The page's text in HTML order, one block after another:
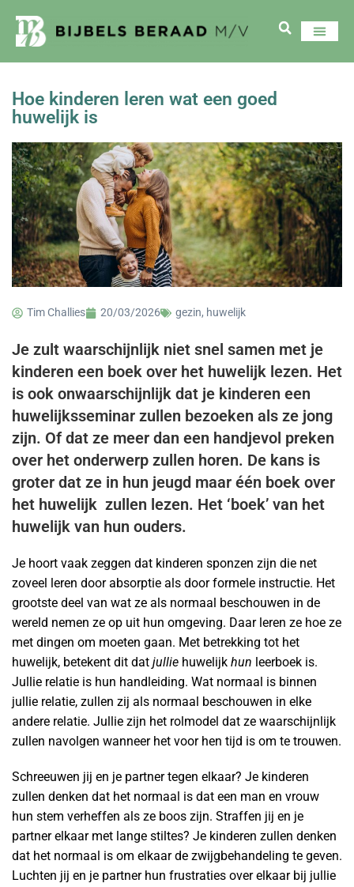
Hoe kinderen leren wat een goed
huwelijk is
Tim Challies 20/03/2026 gezin, huwelijk
Je zult waarschijnlijk niet snel samen met je
kinderen een boek over het huwelijk lezen. Het
is ook onwaarschijnlijk dat je kinderen een
huwelijksseminar zullen bezoeken als ze jong
zijn. Of dat ze meer dan een handjevol preken
over het onderwerp zullen horen. De kans is
groter dat ze in hun jeugd maar één boek over
het huwelijk zullen lezen. Het ‘boek’ van het
huwelijk van hun ouders.
Je hoort vaak zeggen dat kinderen sponzen zijn die net
zoveel leren door absorptie als door formele instructie. Het
grootste deel van wat ze als normaal beschouwen in de
wereld nemen ze op uit hun omgeving. Daar leren ze hoe ze
met dingen om moeten gaan. Met betrekking tot het
huwelijk, betekent dit dat jullie huwelijk hun leerboek is.
Jullie relatie is hun handleiding. Wat normaal is binnen
jullie relatie, zullen zij als normaal beschouwen in elke
andere relatie. Jullie zijn het rolmodel dat ze waarschijnlijk
zullen navolgen wanneer het voor hen tijd is om te trouwen.
Schreeuwen jij en je partner tegen elkaar? Je kinderen
zullen denken dat het normaal is dat een man en vrouw
hun stem verheffen als ze boos zijn. Straffen jij en je
partner elkaar met lange stiltes? Je kinderen zullen denken
dat het normaal is om elkaar de zwijgbehandeling te geven.
Luchten jij en je partner hun frustraties over elkaar bij jullie